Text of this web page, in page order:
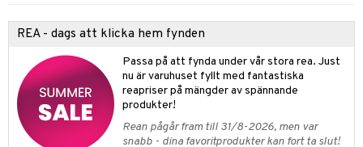
REA - dags att klicka hem fynden
Passa på att fynda under vår stora rea. Just
nu är varuhuset fyllt med fantastiska
reapriser på mängder av spännande
produkter!
Rean pågår fram till 31/8-2026, men var
snabb - dina favoritprodukter kan fort ta slut!
Dagcreme
/ Kajal
up
& tvål
Set
de cologne
de parfum
de toilettetrimmers
utan sol